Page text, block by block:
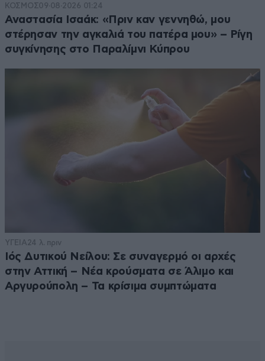
ΚΟΣΜΟΣ09·08·2026 01:24
Αναστασία Ισαάκ: «Πριν καν γεννηθώ, μου
στέρησαν την αγκαλιά του πατέρα μου» – Ρίγη
συγκίνησης στο Παραλίμνι Κύπρου
ΥΓΕΙΑ24 λ. πριν
Ιός Δυτικού Νείλου: Σε συναγερμό οι αρχές
στην Αττική – Νέα κρούσματα σε Άλιμο και
Αργυρούπολη – Τα κρίσιμα συμπτώματα